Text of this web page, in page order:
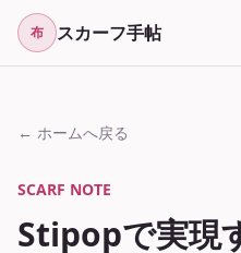
布 スカーフ手帖
← ホームへ戻る
SCARF NOTE
Stipopで実現